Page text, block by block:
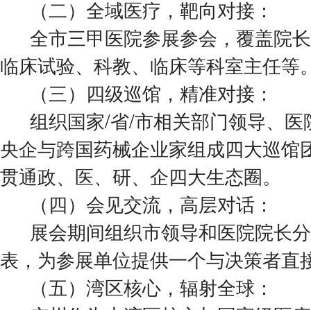
（二）全域医疗，靶向对接：
全市三甲医院参展参会，覆盖院
临床试验、科教、临床等科室主任等
（三）四级巡馆，精准对接：
组织国家/省/市相关部门领导、
央企与跨国药械企业家组成四大巡馆
贯通政、医、研、企四大生态圈。
（四）会见交流，高层对话：
展会期间组织市领导和医院院长
表，为参展单位提供一个与决策者直
（五）湾区核心，辐射全球：